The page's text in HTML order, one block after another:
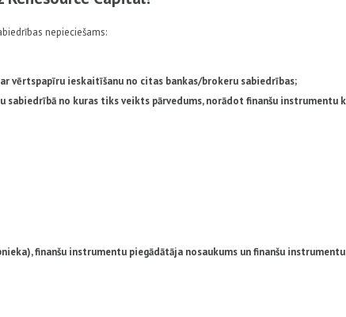
nepieciešams:
vērtspapīru ieskaitīšanu no citas bankas/brokeru sabiedrības;
sabiedrībā no kuras tiks veikts pārvedums, norādot finanšu instrumentu
finanšu instrumentu piegādātāja nosaukums un finanšu instrumentu